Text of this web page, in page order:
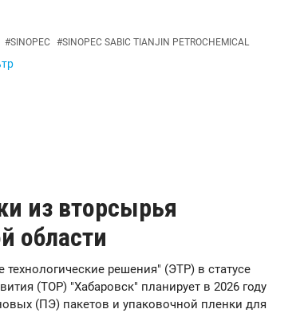
#SINOPEC #SINOPEC SABIC TIANJIN PETROCHEMICAL
из вторсырья
области
решения" (ЭТР) в статусе
(ТОР) "Хабаровск" планирует в 2026 году
(ПЭ) пакетов и упаковочной пленки для